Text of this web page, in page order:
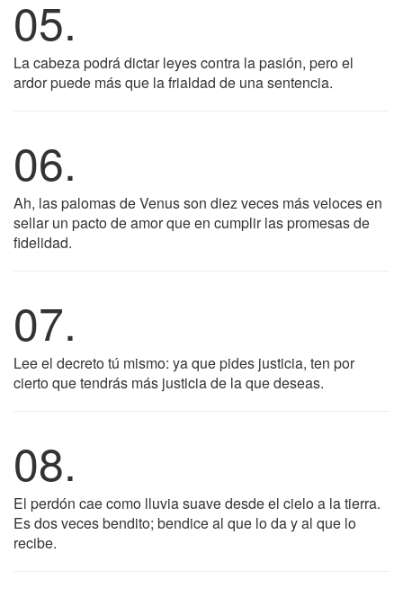
05.
La cabeza podrá dictar leyes contra la pasión, pero el
ardor puede más que la frialdad de una sentencia.
06.
Ah, las palomas de Venus son diez veces más veloces en
sellar un pacto de amor que en cumplir las promesas de
fidelidad.
07.
Lee el decreto tú mismo: ya que pides justicia, ten por
cierto que tendrás más justicia de la que deseas.
08.
El perdón cae como lluvia suave desde el cielo a la tierra.
Es dos veces bendito; bendice al que lo da y al que lo
recibe.